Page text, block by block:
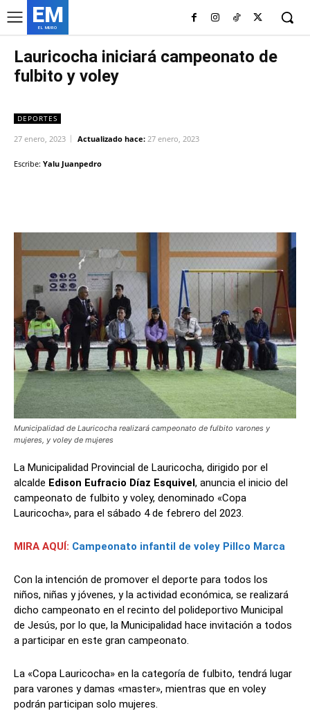
EM
EL MURO
Lauricocha iniciará campeonato de
fulbito y voley
DEPORTES
27 enero, 2023 Actualizado hace: 27 enero, 2023
Escribe: Yalu Juanpedro
Municipalidad de Lauricocha realizará campeonato de fulbito varones y
mujeres, y voley de mujeres
La Municipalidad Provincial de Lauricocha, dirigido por el
alcalde Edison Eufracio Díaz Esquivel, anuncia el inicio del
campeonato de fulbito y voley, denominado «Copa
Lauricocha», para el sábado 4 de febrero del 2023.
MIRA AQUÍ: Campeonato infantil de voley Pillco Marca
Con la intención de promover el deporte para todos los
niños, niñas y jóvenes, y la actividad económica, se realizará
dicho campeonato en el recinto del polideportivo Municipal
de Jesús, por lo que, la Municipalidad hace invitación a todos
a participar en este gran campeonato.
La «Copa Lauricocha» en la categoría de fulbito, tendrá lugar
para varones y damas «master», mientras que en voley
podrán participan solo mujeres.